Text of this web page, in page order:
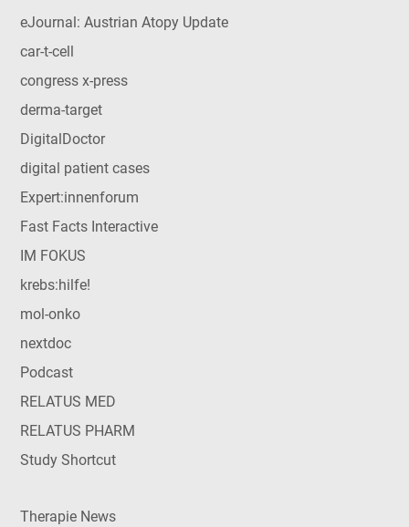
eJournal: Austrian Atopy Update
car-t-cell
congress x-press
derma-target
DigitalDoctor
digital patient cases
Expert:innenforum
Fast Facts Interactive
IM FOKUS
krebs:hilfe!
mol-onko
nextdoc
Podcast
RELATUS MED
RELATUS PHARM
Study Shortcut
Therapie News